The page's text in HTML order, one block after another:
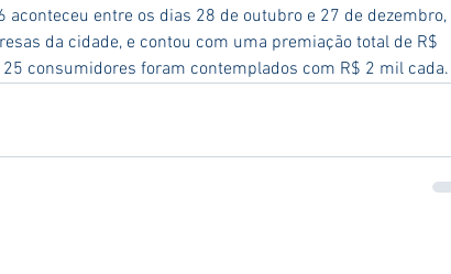
aconteceu entre os dias 28 de outubro e 27 de dezembro,
da cidade, e contou com uma premiação total de R$
consumidores foram contemplados com R$ 2 mil cada.